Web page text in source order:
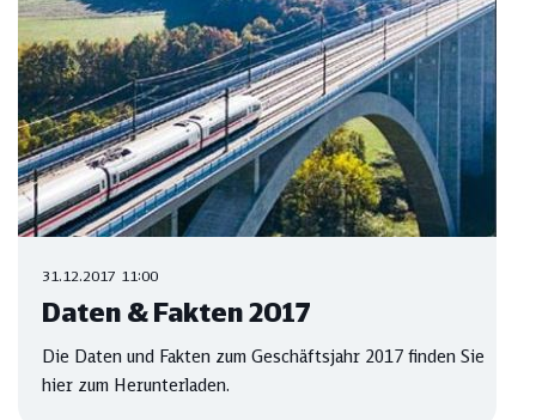
31.12.2017 11:00
Daten & Fakten 2017
Die Daten und Fakten zum Geschäftsjahr 2017 finden Sie
hier zum Herunterladen.